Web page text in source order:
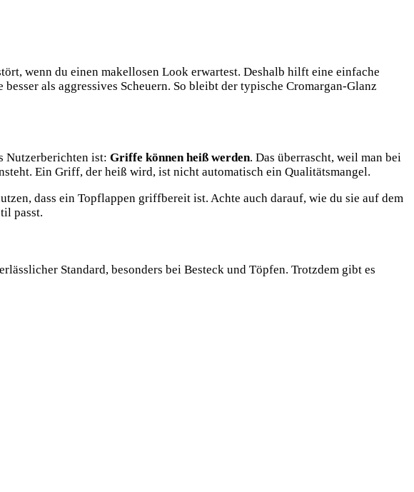
wenn du einen makellosen Look erwartest. Deshalb hilft eine einfache
als aggressives Scheuern. So bleibt der typische Cromargan-Glanz
Nutzerberichten ist: Griffe können heiß werden. Das überrascht, weil man bei
Ein Griff, der heiß wird, ist nicht automatisch ein Qualitätsmangel.
dass ein Topflappen griffbereit ist. Achte auch darauf, wie du sie auf dem
passt.
Standard, besonders bei Besteck und Töpfen. Trotzdem gibt es